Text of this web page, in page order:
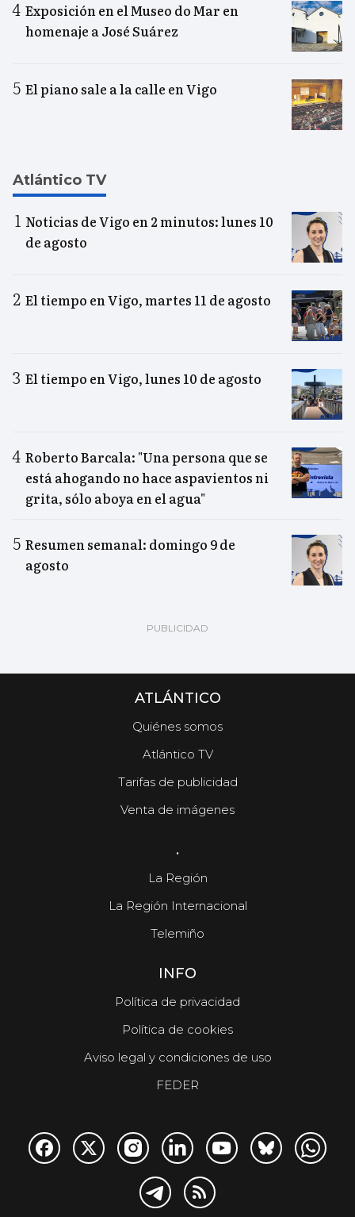
Exposición en el Museo do Mar en
homenaje a José Suárez
El piano sale a la calle en Vigo
Atlántico TV
Noticias de Vigo en 2 minutos: lunes 10
de agosto
El tiempo en Vigo, martes 11 de agosto
El tiempo en Vigo, lunes 10 de agosto
Roberto Barcala: "Una persona que se
está ahogando no hace aspavientos ni
grita, sólo aboya en el agua"
Resumen semanal: domingo 9 de
agosto
ATLÁNTICO
Quiénes somos
Atlántico TV
Tarifas de publicidad
Venta de imágenes
.
La Región
La Región Internacional
Telemiño
INFO
Política de privacidad
Política de cookies
Aviso legal y condiciones de uso
FEDER